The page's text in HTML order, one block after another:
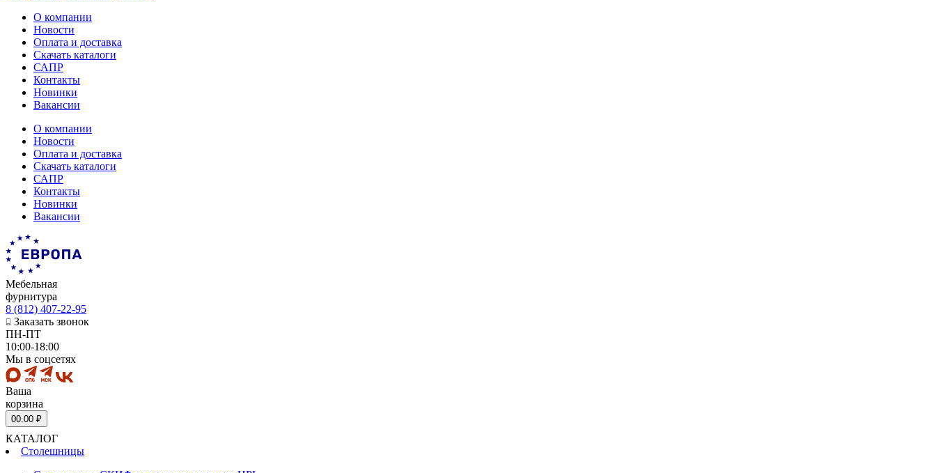
О компании
Новости
Оплата и доставка
Скачать каталоги
САПР
Контакты
Новинки
Вакансии
О компании
Новости
Оплата и доставка
Скачать каталоги
САПР
Контакты
Новинки
Вакансии
Мебельная
фурнитура
8 (812) 407-22-95
Заказать звонок
ПН-ПТ
10:00-18:00
Мы в соцсетях
Ваша
корзина
00.00 ₽
КАТАЛОГ
Столешницы